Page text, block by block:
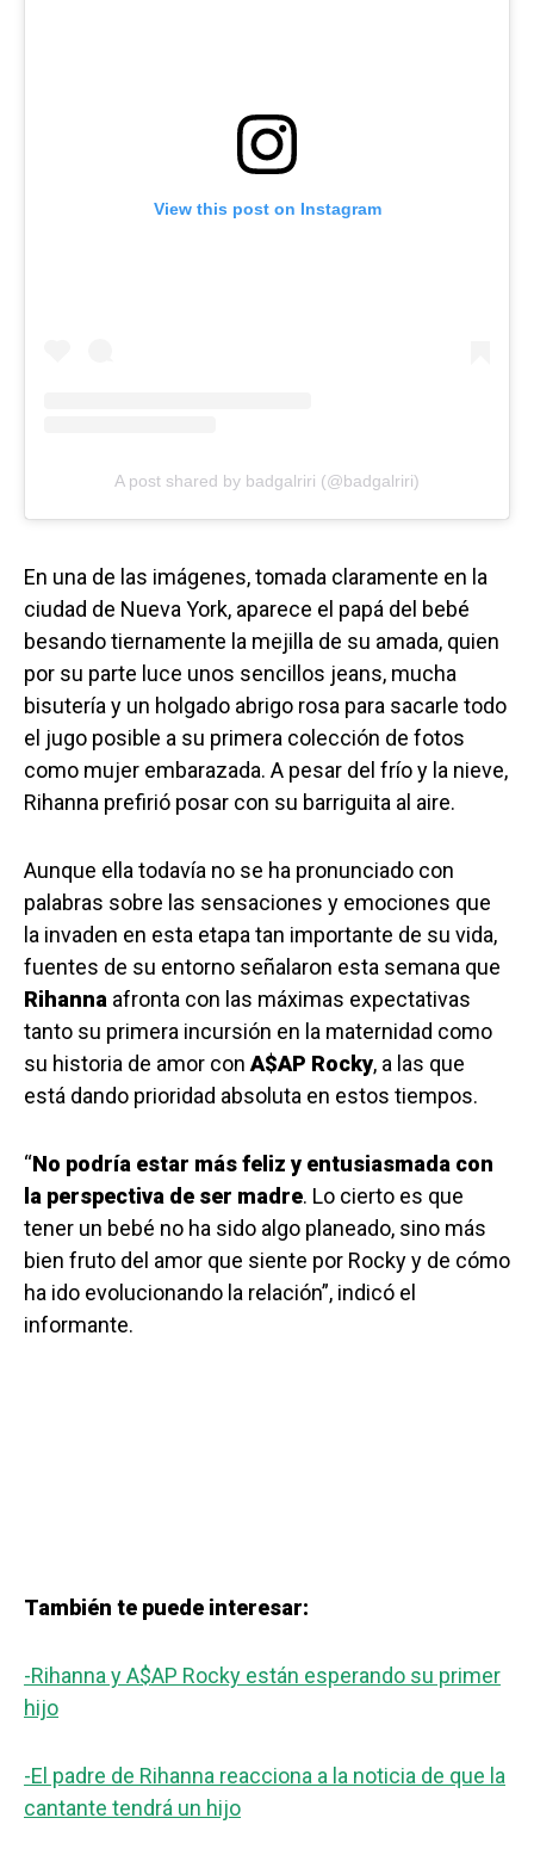
View this post on Instagram
A post shared by badgalriri (@badgalriri)
En una de las imágenes, tomada claramente en la
ciudad de Nueva York, aparece el papá del bebé
besando tiernamente la mejilla de su amada, quien
por su parte luce unos sencillos jeans, mucha
bisutería y un holgado abrigo rosa para sacarle todo
el jugo posible a su primera colección de fotos
como mujer embarazada. A pesar del frío y la nieve,
Rihanna prefirió posar con su barriguita al aire.
Aunque ella todavía no se ha pronunciado con
palabras sobre las sensaciones y emociones que
la invaden en esta etapa tan importante de su vida,
fuentes de su entorno señalaron esta semana que
Rihanna afronta con las máximas expectativas
tanto su primera incursión en la maternidad como
su historia de amor con A$AP Rocky, a las que
está dando prioridad absoluta en estos tiempos.
“No podría estar más feliz y entusiasmada con
la perspectiva de ser madre. Lo cierto es que
tener un bebé no ha sido algo planeado, sino más
bien fruto del amor que siente por Rocky y de cómo
ha ido evolucionando la relación”, indicó el
informante.
También te puede interesar:
-Rihanna y A$AP Rocky están esperando su primer
hijo
-El padre de Rihanna reacciona a la noticia de que la
cantante tendrá un hijo